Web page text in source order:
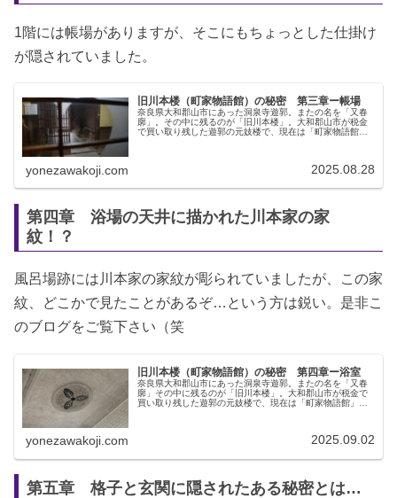
1階には帳場がありますが、そこにもちょっとした仕掛け
が隠されていました。
旧川本楼（町家物語館）の秘密 第三章ー帳場
奈良県大和郡山市にあった洞泉寺遊郭。またの名を「又春
廓」。その中に残るのが「旧川本楼」。大和郡山市が税金
で買い取り残した遊郭の元妓楼で、現在は「町家物語館」
yonezawakoji.com 2025.08.28
第四章 浴場の天井に描かれた川本家の家
紋！？
風呂場跡には川本家の家紋が彫られていましたが、この家
紋、どこかで見たことがあるぞ…という方は鋭い。是非こ
のブログをご覧下さい（笑
旧川本楼（町家物語館）の秘密 第四章ー浴室
奈良県大和郡山市にあった洞泉寺遊郭。またの名を「又春
廓」その中に残るのが「旧川本楼」。大和郡山市が税金で
買い取り残した遊郭の元妓楼で、現在は「町家物語館」と
yonezawakoji.com 2025.09.02
第五章 格子と玄関に隠されたある秘密とは…